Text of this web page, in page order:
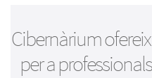
Cibernàrium
per a